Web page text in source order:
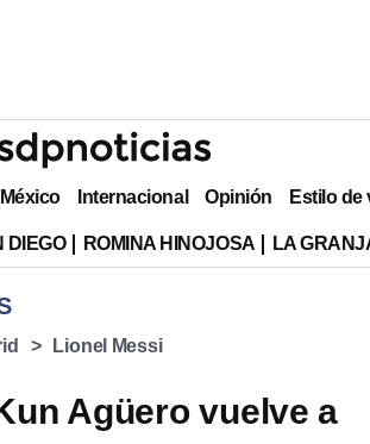
México Internacional Opinión Estilo de
DIEGO ROMINA HINOJOSA LA
Lionel Messi
Agüero vuelve a